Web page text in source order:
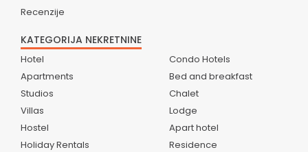
Recenzije
KATEGORIJA NEKRETNINE
Hotel
Apartments
Studios
Villas
Hostel
Holiday Rentals
Condo Hotels
Bed and breakfast
Chalet
Lodge
Apart hotel
Residence